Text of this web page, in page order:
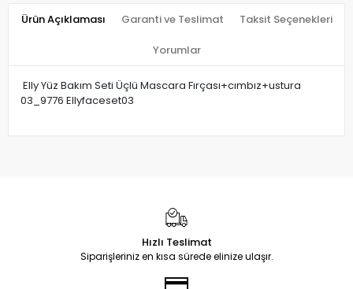
Ürün Açıklaması Garanti ve Teslimat Taksit Seçenekleri
Yorumlar
Elly Yüz Bakım Seti Üçlü Mascara Fırçası+cımbız+ustura
03_9776 Ellyfaceset03
Hızlı Teslimat
Siparişleriniz en kısa sürede elinize ulaşır.